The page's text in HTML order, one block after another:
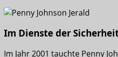
Im Dienste der
Im Jahr 2001 tauchte Penny